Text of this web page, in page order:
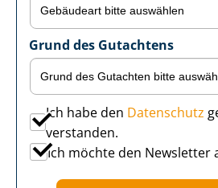
Grund des Gutachtens
Ich habe den Datenschutz
verstanden.
Ich möchte den Newsletter